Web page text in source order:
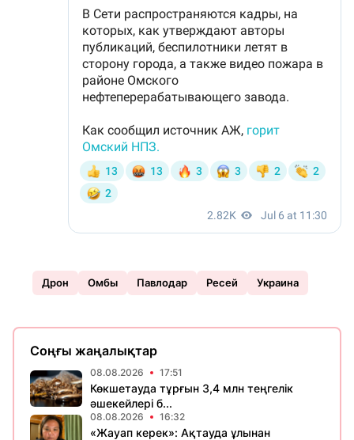
Дрон Омбы Павлодар Ресей Украина
Соңғы жаңалықтар
08.08.2026 17:51
Көкшетауда тұрғын 3,4 млн теңгелік
әшекейлері б...
08.08.2026 16:32
«Жауап керек»: Ақтауда ұлынан